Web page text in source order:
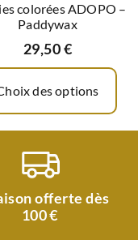
colorées ADOPO –
Paddywax
29,50€
des options
offerte dès
100 €